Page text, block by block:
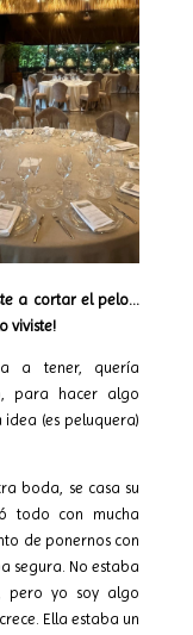
a cortar el pelo…
viviste!
a tener, quería
para hacer algo
(es peluquera)
boda, se casa su
todo con mucha
de ponernos con
segura. No estaba
pero yo soy algo
Ella estaba un